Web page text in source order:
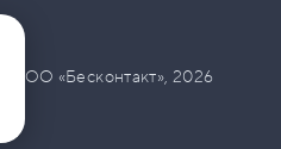
© ООО «Бесконтакт», 2026